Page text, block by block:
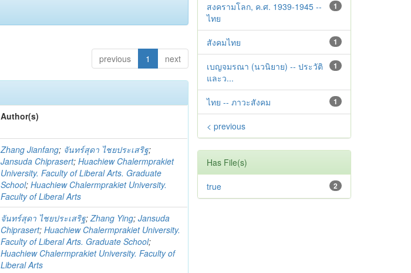
previous 1 next
Author(s)
Zhang Jianfang; จันทร์สุดา ไชยประเสริฐ;
Jansuda Chiprasert;Huachiew Chalermprakiet
University. Faculty of Liberal Arts. Graduate
School;Huachiew Chalermprakiet University.
Faculty of Liberal Arts
จันทร์สุดา ไชยประเสริฐ;Zhang Ying;Jansuda
Chiprasert;Huachiew Chalermprakiet University.
Faculty of Liberal Arts. Graduate School;
Huachiew Chalermprakiet University. Faculty of
Liberal Arts
1
สงครามโลก, ค.ศ. 1939-1945 --
ไทย
1
สังคมไทย
1
เบญจมรณา (นวนิยาย) -- ประวัติ
และว...
1
ไทย -- ภาวะสังคม
< previous
Has File(s)
2
true